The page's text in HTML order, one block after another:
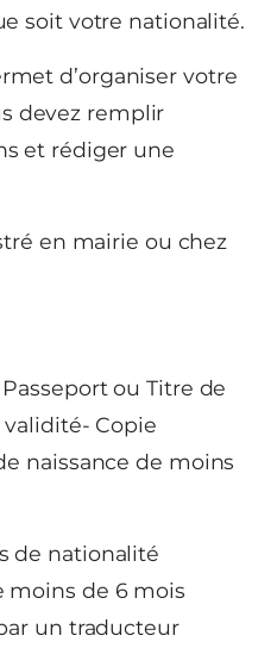
soit votre nationalité.
d’organiser votre
devez remplir
et rédiger une
en mairie ou chez
ou Titre de
Copie
naissance de moins
de nationalité
moins de 6 mois
un traducteur